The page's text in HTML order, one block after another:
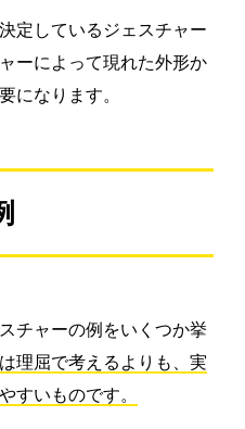
定しているジェスチャー
ーによって現れた外形か
になります。
チャーの例をいくつか挙
理屈で考えるよりも、実
すいものです。